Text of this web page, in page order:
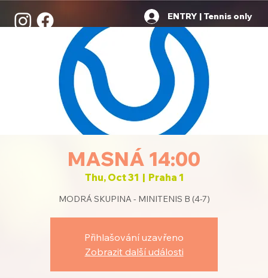
ENTRY | Tennis only
MASNÁ 14:00
Thu, Oct 31
  |
Praha 1
MODRÁ SKUPINA - MINITENIS B (4-7)
Přihlašování uzavřeno
Zobrazit další události